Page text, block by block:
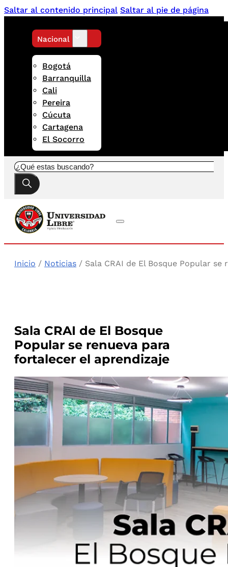
Saltar al contenido principal Saltar al pie de página
Nacional
Bogotá
Barranquilla
Cali
Pereira
Cúcuta
Cartagena
El Socorro
Buscar
Inicio / Noticias / Sala CRAI de El Bosque Popular
Sala CRAI de El Bosque
Popular se renueva para
fortalecer el aprendizaje